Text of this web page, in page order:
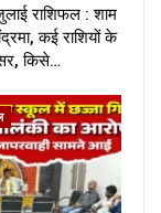
राशिफल : शाम
कई राशियों के
किसे…